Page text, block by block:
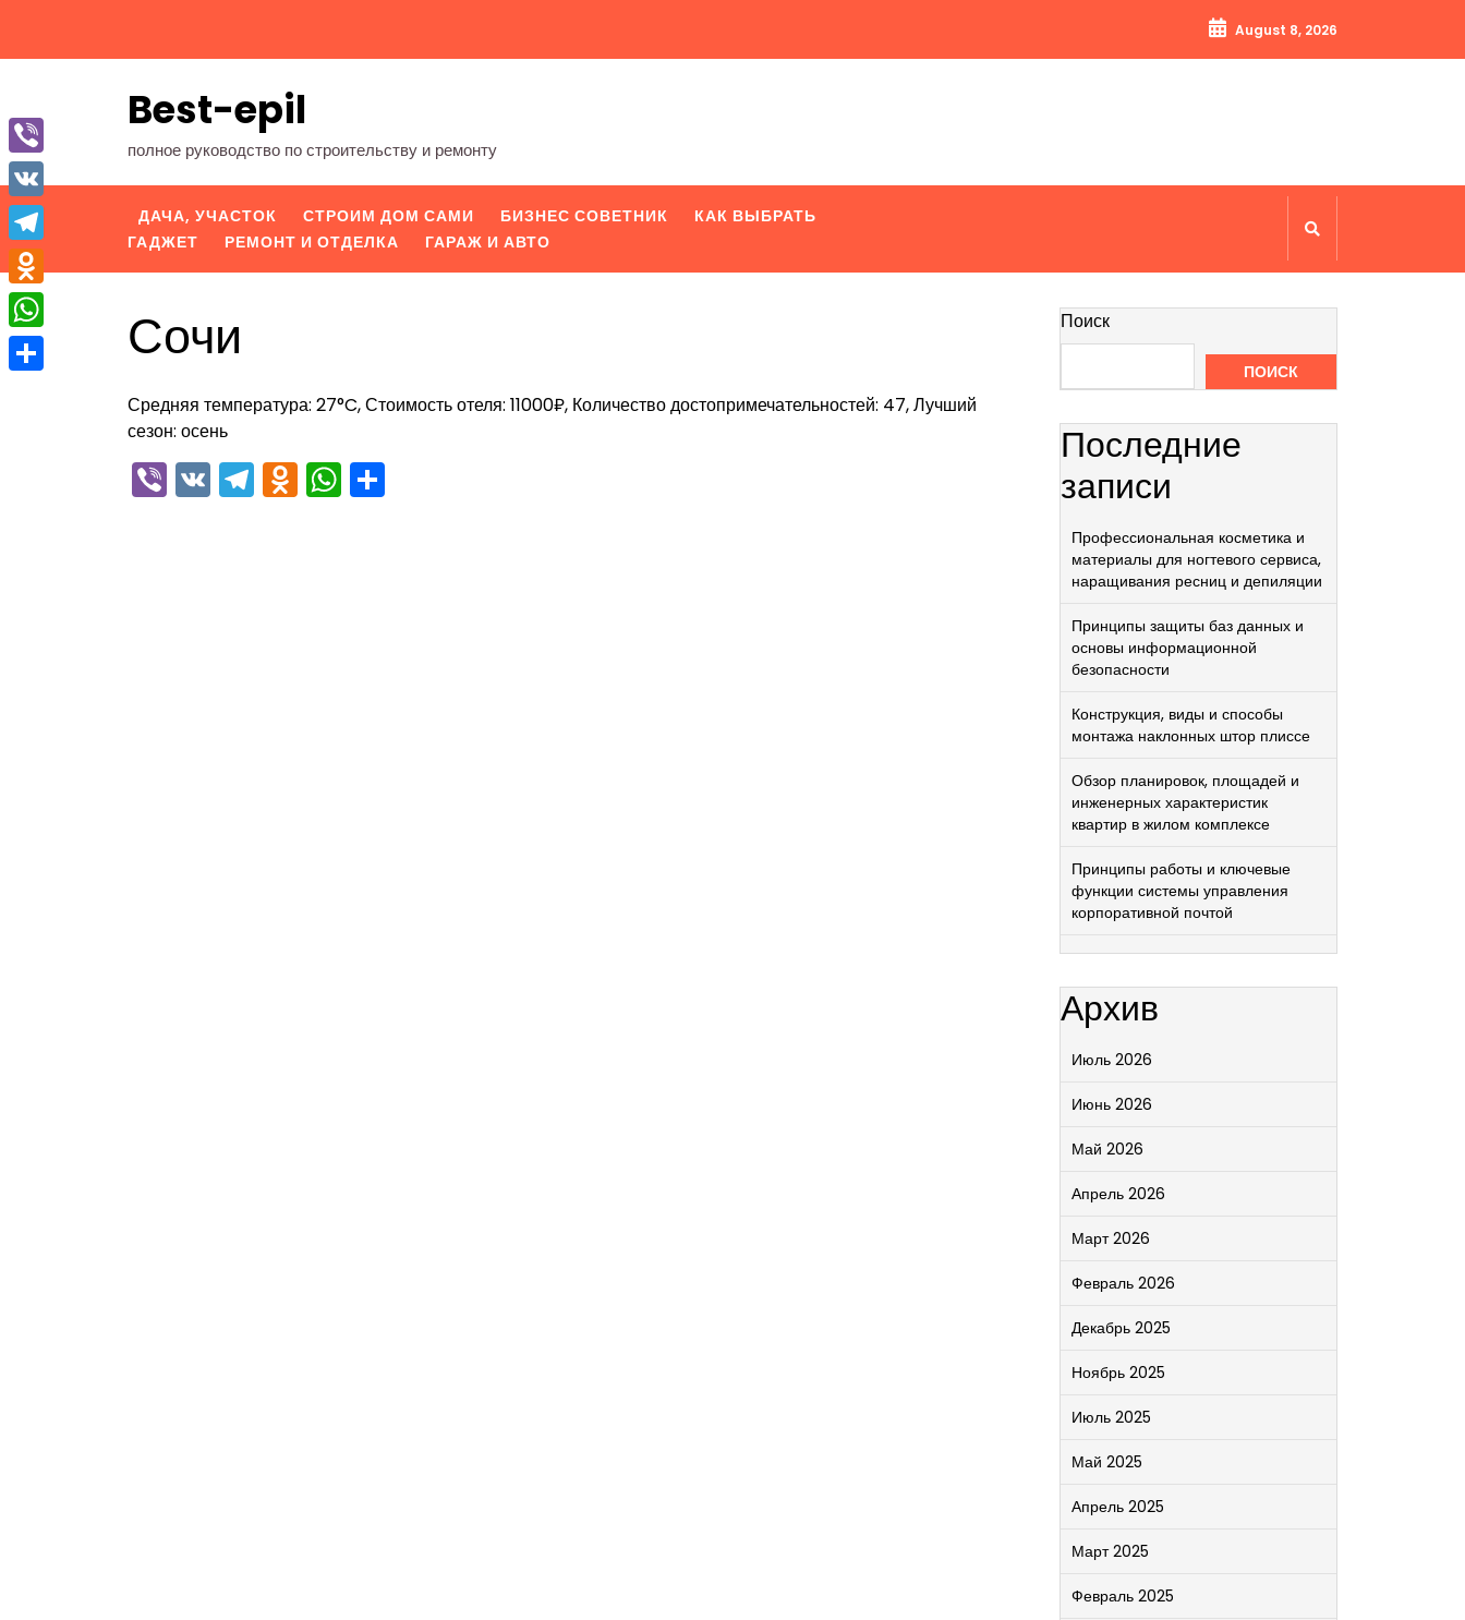
содержимому
August 8, 2026
Best-epil
полное руководство по строительству и ремонту
ДАЧА, УЧАСТОК СТРОИМ ДОМ САМИ БИЗНЕС СОВЕТНИК
КАК ВЫБРАТЬ
ГАДЖЕТ
РЕМОНТ И ОТДЕЛКА ГАРАЖ И АВТО
Сочи
Средняя температура: 27°C, Стоимость отеля: 11000₽, Количество достопримечательностей: 47, Лучший
сезон: осень
Viber
VKTelegram
Odnoklassniki
WhatsApp
Поиск
ПОИСК
Последние
записи
Профессиональная косметика и
материалы для ногтевого сервиса,
наращивания ресниц и депиляции
Принципы защиты баз данных и
основы информационной
безопасности
Конструкция, виды и способы
монтажа наклонных штор плиссе
Обзор планировок, площадей и
инженерных характеристик
квартир в жилом комплексе
Принципы работы и ключевые
функции системы управления
корпоративной почтой
Архив
Июль 2026
Июнь 2026
Май 2026
Апрель 2026
Март 2026
Февраль 2026
Декабрь 2025
Ноябрь 2025
Июль 2025
Май 2025
Апрель 2025
Март 2025
Февраль 2025
Viber
VK
Telegram
Odnoklassniki
WhatsApp